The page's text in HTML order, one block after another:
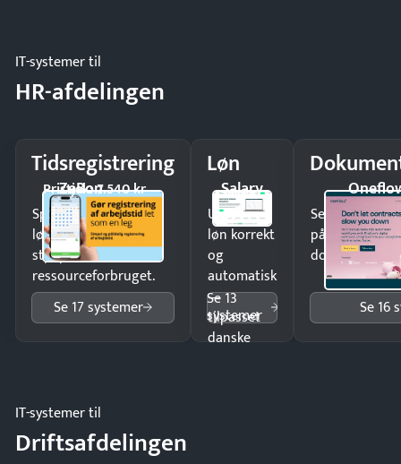
IT-systemer til
HR-afdelingen
Tidsregistrering
ZeBon
Pristjek: 7.540 kr
Spar tid på
lønberegning og få
styr på
ressourceforbruget.
Se 17 systemer
Løn
Salary
Udbetal
løn korrekt
og
automatisk
—
tilpasset
danske
Se 13
systemer
Send
på minutter
dokumenter.
Se 16
IT-systemer til
Driftsafdelingen